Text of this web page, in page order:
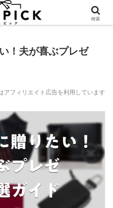
！夫が喜ぶプレゼ
アフィリエイト広告を利用しています
検索